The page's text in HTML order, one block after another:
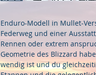
Enduro-Modell in Mullet-
Federweg und einer
Rennen oder extrem
Geometrie des Blizzard
wendig ist und du